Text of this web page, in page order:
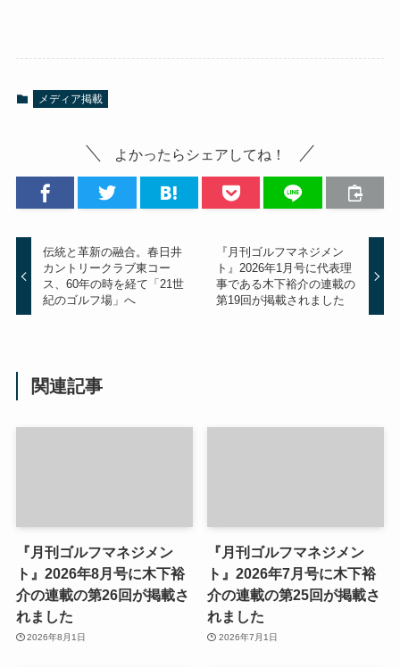
メディア掲載
よかったらシェアしてね！
伝統と革新の融合。春日井
カントリークラブ東コー
ス、60年の時を経て「21世
紀のゴルフ場」へ
『月刊ゴルフマネジメン
ト』2026年1月号に代表理
事である木下裕介の連載の
第19回が掲載されました
関連記事
『月刊ゴルフマネジメン
ト』2026年8月号に木下裕
介の連載の第26回が掲載さ
れました
2026年8月1日
『月刊ゴルフマネジメン
ト』2026年7月号に木下裕
介の連載の第25回が掲載さ
れました
2026年7月1日